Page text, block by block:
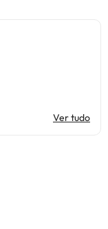
Ver tudo